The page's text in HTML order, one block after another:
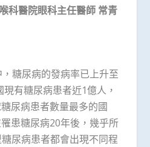
科醫院眼科主任醫師 常青
糖尿病的發病率已上升至
有糖尿病患者近1億人，
尿病患者數量最多的國
患糖尿病20年後，幾乎所
尿病患者都會出現不同程